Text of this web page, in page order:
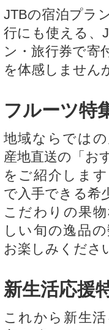
JTBの宿泊プラ
行にも使える、
ン・旅行券で寄
を体感しません
フルーツ特
地域ならでは
産地直送の「お
をご紹介しま
で入手できる希
こだわりの果
しい旬の逸品
お楽しみくださ
新生活応援
これから新生